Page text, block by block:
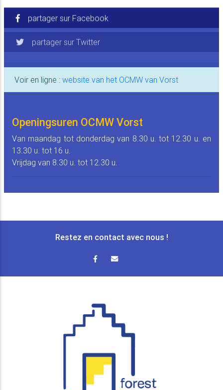
partager sur Facebook
partager sur Twitter
Voir en ligne : website van het OCMW van Vorst
Openingsuren OCMW Vorst
Van maandag tot donderdag van 8.30 u. tot 12.30 u. en
13.30 u. tot 16 u.
Vrijdag van 8.30 u. tot 12.30 u.
Restez en contact avec nous !